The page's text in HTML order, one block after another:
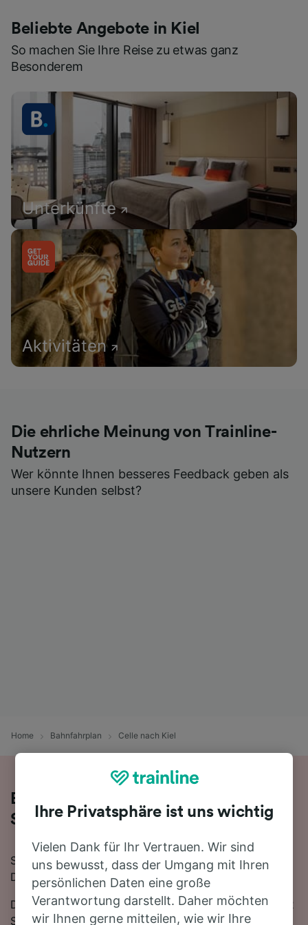
Beliebte Angebote in Kiel
So machen Sie Ihre Reise zu etwas ganz
Besonderem
Unterkünfte
Aktivitäten
Die ehrliche Meinung von Trainline-
Nutzern
Wer könnte Ihnen besseres Feedback geben als
unsere Kunden selbst?
Home Bahnfahrplan Celle nach Kiel
Bequem von Celle nach Kiel - nehmen
Sie den Zug!
Sie wollen mit dem Zug von Celle nach Kiel reisen?
Dann sind Sie bei uns genau richtig!
Die Fahrtzeit beträgt mit der schnellsten Verbindung 2
Stunden 14 Minuten. Auf der 188 km langen Strecke
Ihre Privatsphäre ist uns wichtig
Vielen Dank für Ihr Vertrauen. Wir sind
uns bewusst, dass der Umgang mit Ihren
persönlichen Daten eine große
Verantwortung darstellt. Daher möchten
wir Ihnen gerne mitteilen, wie wir Ihre